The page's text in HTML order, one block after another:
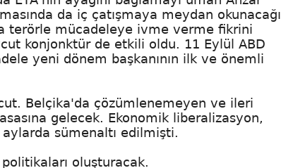
da iç çatışmaya meydan okunacağı
terörle mücadeleye ivme verme fikrini
konjonktür de etkili oldu. 11 Eylül ABD
yeni dönem başkanının ilk ve önemli
Belçika'da çözümlenemeyen ve ileri
gelecek. Ekonomik liberalizasyon,
sümenaltı edilmişti.
oluşturacak.